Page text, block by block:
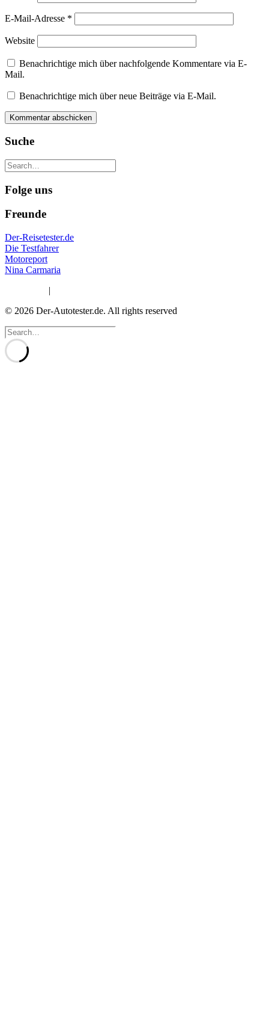
E-Mail-Adresse *
Website
Benachrichtige mich über nachfolgende Kommentare via E-
Mail.
Benachrichtige mich über neue Beiträge via E-Mail.
Suche
Folge uns
Freunde
Der-Reisetester.de
Die Testfahrer
Motoreport
Nina Carmaria
|
© 2026 Der-Autotester.de. All rights reserved